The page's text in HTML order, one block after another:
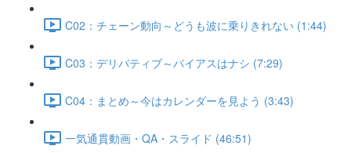
C02：チェーン動向～どうも波に乗りきれない (1:44)
C03：デリバティブ～バイアスはナシ (7:29)
C04：まとめ～今はカレンダーを見よう (3:43)
一気通貫動画・QA・スライド (46:51)